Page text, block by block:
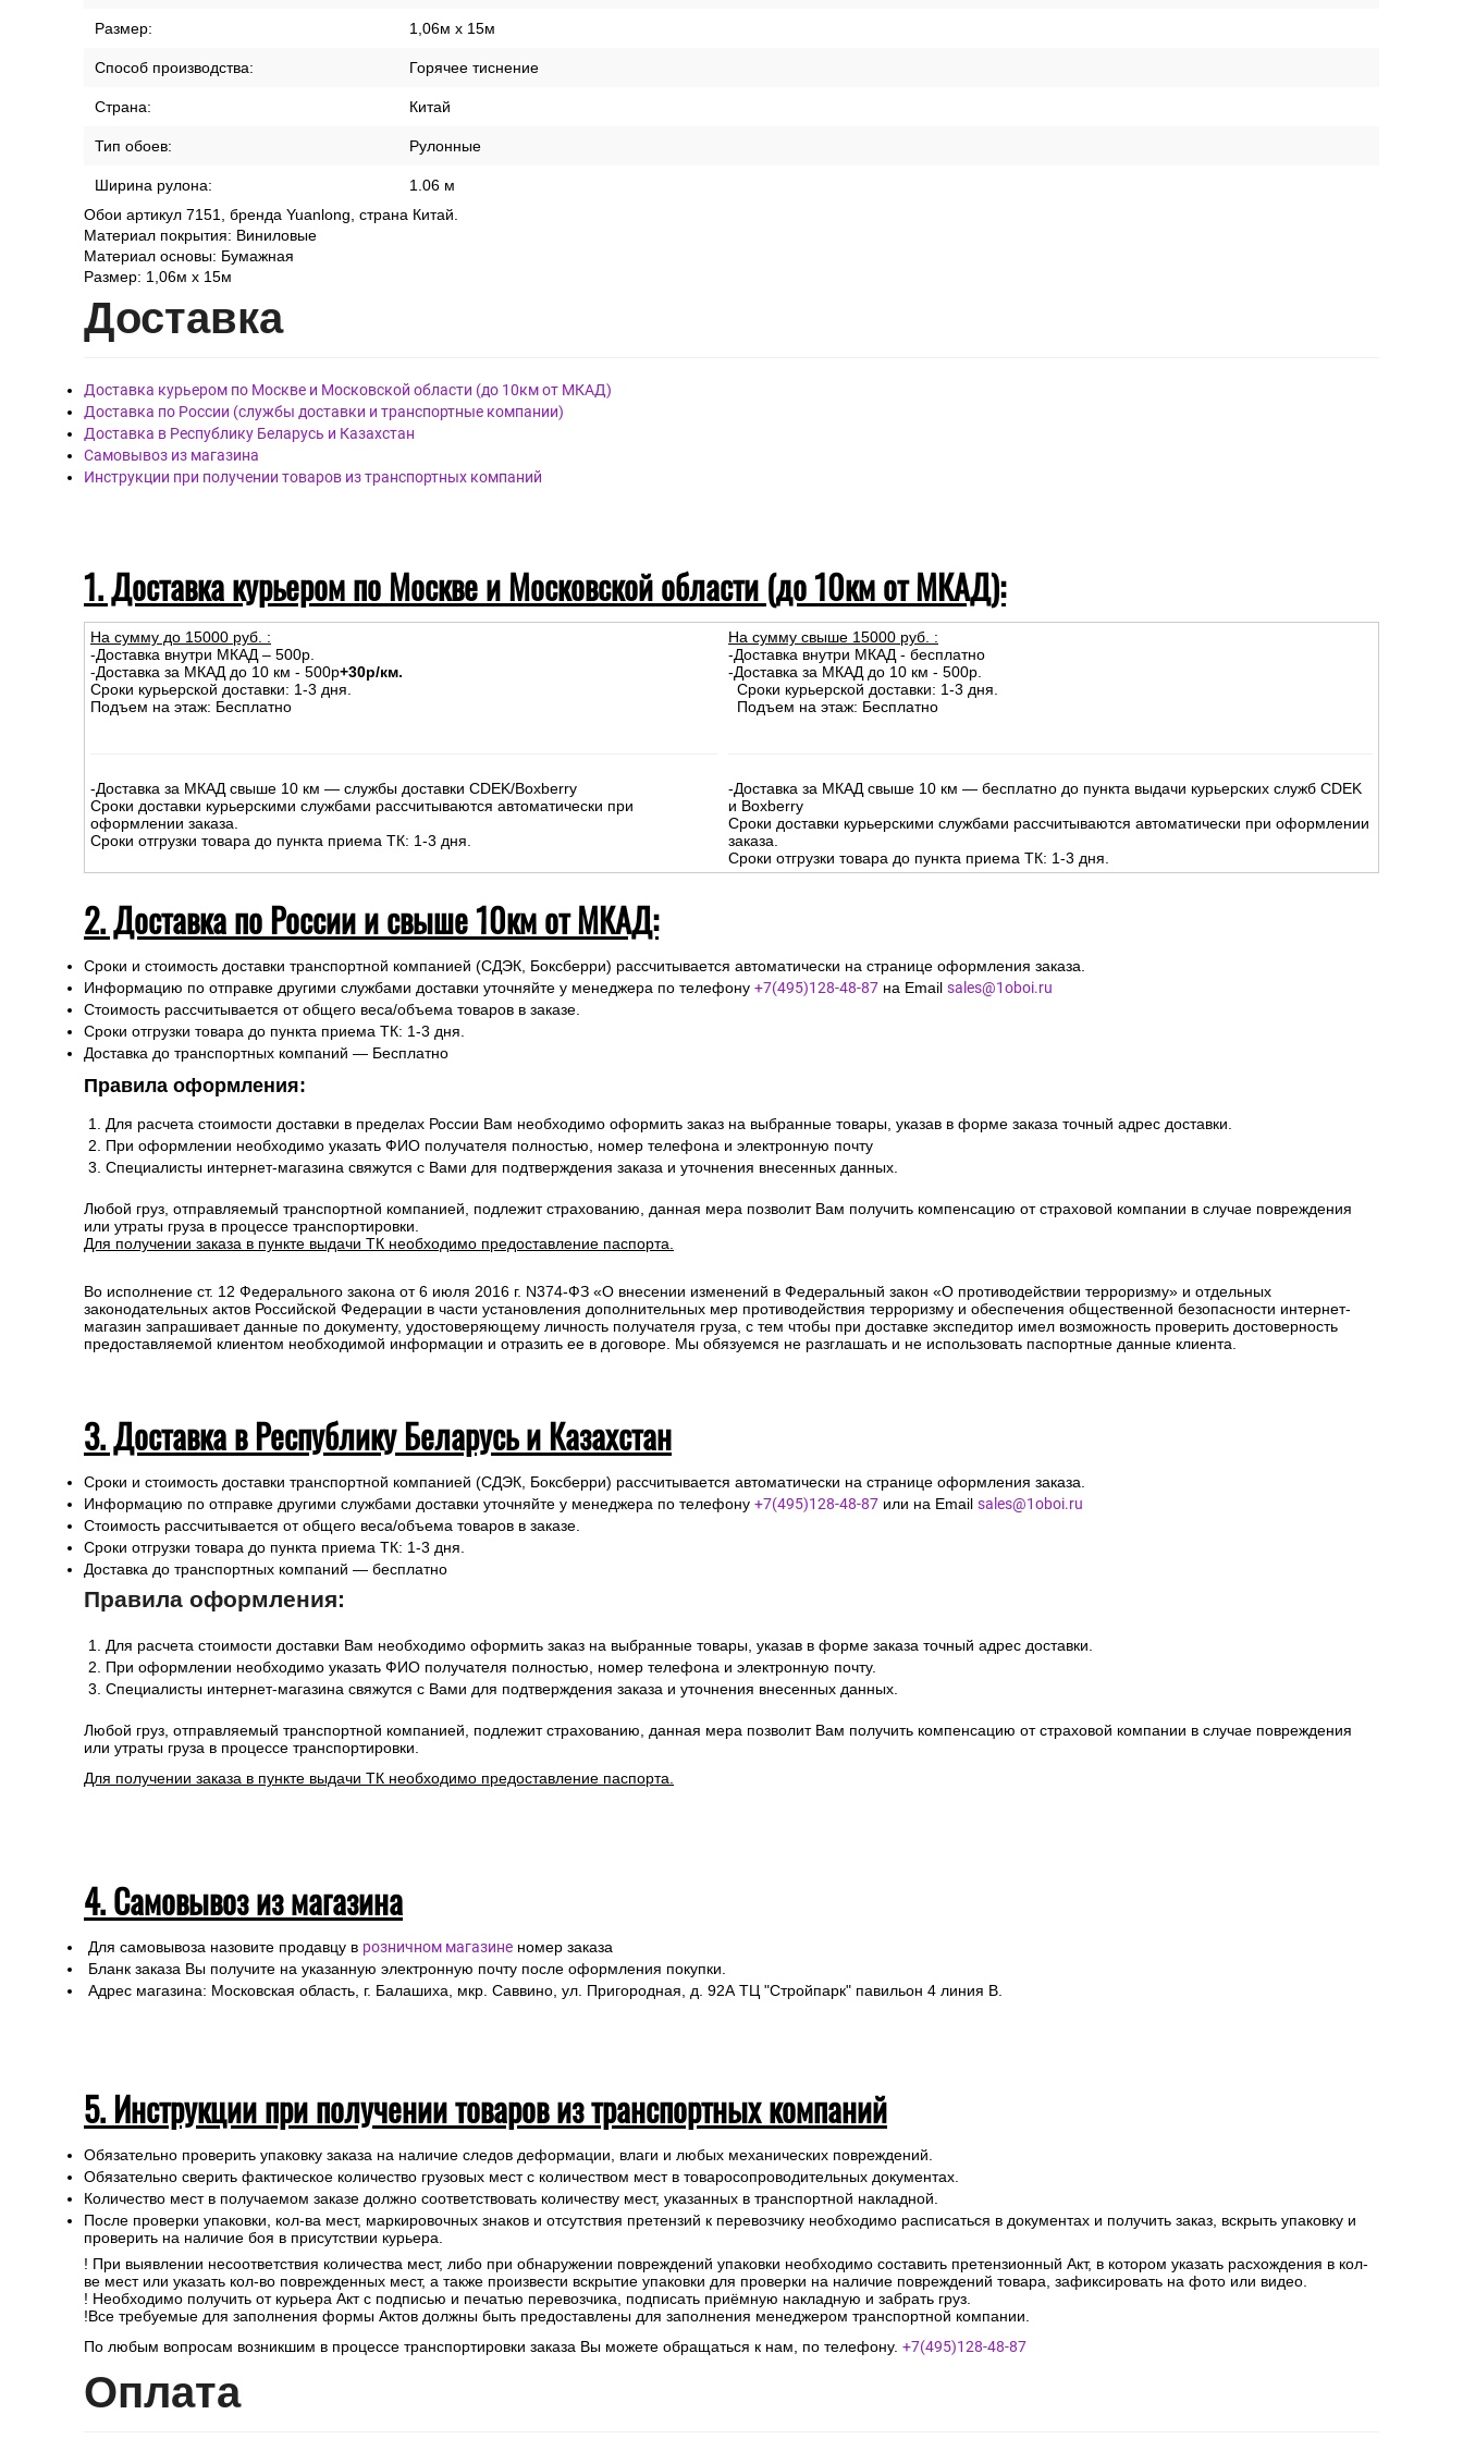
Размер: 1,06м x 15м
Способ производства: Горячее тиснение
Страна: Китай
Тип обоев: Рулонные
Ширина рулона:
1.06 м
Обои артикул 7151, бренда Yuanlong, страна Китай.
Материал покрытия: Виниловые
Материал основы: Бумажная
Размер: 1,06м x 15м
Доставка
Доставка курьером по Москве и Московской области (до 10км от МКАД)
Доставка по России (службы доставки и транспортные компании)
Доставка в Республику Беларусь и Казахстан
Самовывоз из магазина
Инструкции при получении товаров из транспортных компаний
1. Доставка курьером по Москве и Московской области (до 10км от МКАД):
На сумму до 15000 руб. :
-Доставка внутри МКАД – 500р.
-Доставка за МКАД до 10 км - 500р+30р/км.
Сроки курьерской доставки: 1-3 дня.
Подъем на этаж: Бесплатно
-Доставка за МКАД свыше 10 км — службы доставки CDEK/Boxberry
Сроки доставки курьерскими службами рассчитываются автоматически при
оформлении заказа.
Сроки отгрузки товара до пункта приема ТК: 1-3 дня.
На сумму свыше 15000 руб. :
-Доставка внутри МКАД - бесплатно
-Доставка за МКАД до 10 км - 500р.
Сроки курьерской доставки: 1-3 дня.
Подъем на этаж: Бесплатно
-Доставка за МКАД свыше 10 км — бесплатно до пункта выдачи курьерских служб CDEK
и Boxberry
Сроки доставки курьерскими службами рассчитываются автоматически при оформлении
заказа.
Сроки отгрузки товара до пункта приема ТК: 1-3 дня.
2. Доставка по России и свыше 10км от МКАД:
Сроки и стоимость доставки транспортной компанией (СДЭК, Боксберри) рассчитывается автоматически на странице оформления заказа.
Информацию по отправке другими службами доставки уточняйте у менеджера по телефону +7(495)128-48-87 на Email sales@1oboi.ru
Стоимость рассчитывается от общего веса/объема товаров в заказе.
Сроки отгрузки товара до пункта приема ТК: 1-3 дня.
Доставка до транспортных компаний — Бесплатно
Правила оформления:
Для расчета стоимости доставки в пределах России Вам необходимо оформить заказ на выбранные товары, указав в форме заказа точный адрес доставки.
При оформлении необходимо указать ФИО получателя полностью, номер телефона и электронную почту
Специалисты интернет-магазина свяжутся с Вами для подтверждения заказа и уточнения внесенных данных.
Любой груз, отправляемый транспортной компанией, подлежит страхованию, данная мера позволит Вам получить компенсацию от страховой компании в случае повреждения
или утраты груза в процессе транспортировки.
Для получении заказа в пункте выдачи ТК необходимо предоставление паспорта.
Во исполнение ст. 12 Федерального закона от 6 июля 2016 г. N374-ФЗ «О внесении изменений в Федеральный закон «О противодействии терроризму» и отдельных
законодательных актов Российской Федерации в части установления дополнительных мер противодействия терроризму и обеспечения общественной безопасности интернет-
магазин запрашивает данные по документу, удостоверяющему личность получателя груза, с тем чтобы при доставке экспедитор имел возможность проверить достоверность
предоставляемой клиентом необходимой информации и отразить ее в договоре. Мы обязуемся не разглашать и не использовать паспортные данные клиента.
3. Доставка в Республику Беларусь и Казахстан
Сроки и стоимость доставки транспортной компанией (СДЭК, Боксберри) рассчитывается автоматически на странице оформления заказа.
Информацию по отправке другими службами доставки уточняйте у менеджера по телефону +7(495)128-48-87 или на Email sales@1oboi.ru
Стоимость рассчитывается от общего веса/объема товаров в заказе.
Сроки отгрузки товара до пункта приема ТК: 1-3 дня.
Доставка до транспортных компаний — бесплатно
Правила оформления:
Для расчета стоимости доставки Вам необходимо оформить заказ на выбранные товары, указав в форме заказа точный адрес доставки.
При оформлении необходимо указать ФИО получателя полностью, номер телефона и электронную почту.
Специалисты интернет-магазина свяжутся с Вами для подтверждения заказа и уточнения внесенных данных.
Любой груз, отправляемый транспортной компанией, подлежит страхованию, данная мера позволит Вам получить компенсацию от страховой компании в случае повреждения
или утраты груза в процессе транспортировки.
Для получении заказа в пункте выдачи ТК необходимо предоставление паспорта.
4. Самовывоз из магазина
Для самовывоза назовите продавцу в розничном магазине номер заказа
Бланк заказа Вы получите на указанную электронную почту после оформления покупки.
Адрес магазина: Московская область, г. Балашиха, мкр. Саввино, ул. Пригородная, д. 92А ТЦ "Стройпарк" павильон 4 линия В.
5. Инструкции при получении товаров из транспортных компаний
Обязательно проверить упаковку заказа на наличие следов деформации, влаги и любых механических повреждений.
Обязательно сверить фактическое количество грузовых мест с количеством мест в товаросопроводительных документах.
Количество мест в получаемом заказе должно соответствовать количеству мест, указанных в транспортной накладной.
После проверки упаковки, кол-ва мест, маркировочных знаков и отсутствия претензий к перевозчику необходимо расписаться в документах и получить заказ, вскрыть упаковку и
проверить на наличие боя в присутствии курьера.
! При выявлении несоответствия количества мест, либо при обнаружении повреждений упаковки необходимо составить претензионный Акт, в котором указать расхождения в кол-
ве мест или указать кол-во поврежденных мест, а также произвести вскрытие упаковки для проверки на наличие повреждений товара, зафиксировать на фото или видео.
! Необходимо получить от курьера Акт с подписью и печатью перевозчика, подписать приёмную накладную и забрать груз.
!Все требуемые для заполнения формы Актов должны быть предоставлены для заполнения менеджером транспортной компании.
По любым вопросам возникшим в процессе транспортировки заказа Вы можете обращаться к нам, по телефону. +7(495)128-48-87
Оплата